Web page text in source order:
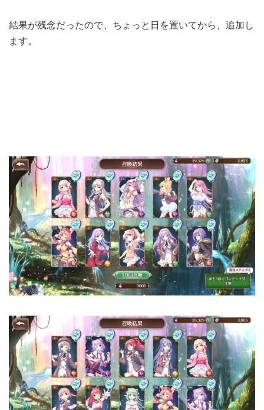
結果が残念だったので、ちょっと日を置いてから、追加し
ます。